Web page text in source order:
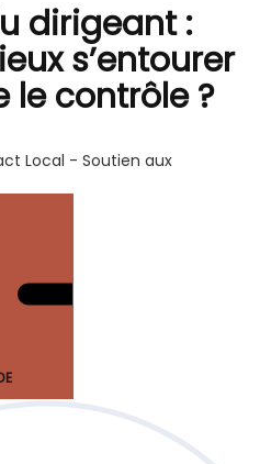
dirigeant :
s’entourer
le contrôle ?
Local - Soutien aux